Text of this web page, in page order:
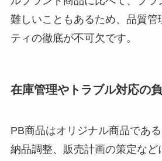
難しいこともあるため、品質管
ティの徹底が不可欠です。
在庫管理やトラブル対応の
PB商品はオリジナル商品であ
納品調整、販売計画の策定など